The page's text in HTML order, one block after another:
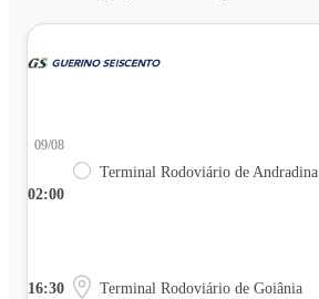
02:00
09/08
Terminal Rodoviário de Andradina
16:30 Terminal Rodoviário de Goiânia